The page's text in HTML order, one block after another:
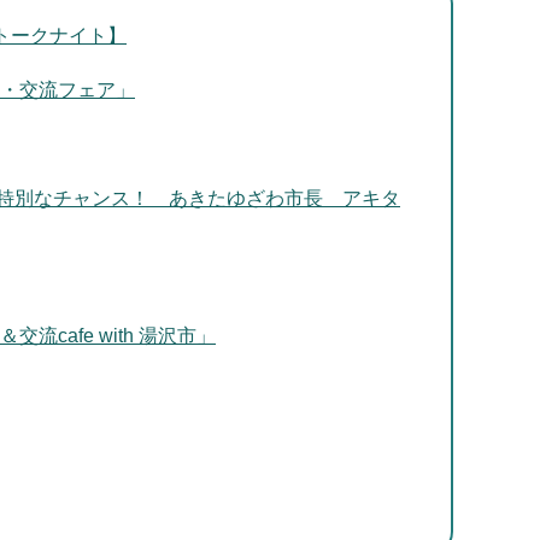
クナイト】
交流フェア」
別なチャンス！ あきたゆざわ市長 アキタ
交流cafe with 湯沢市」